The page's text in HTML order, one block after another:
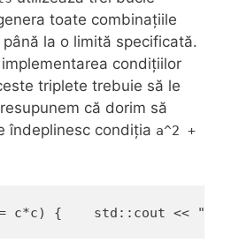
toate combinațiile
la o limită specificată.
condițiilor
triplete trebuie să le
că dorim să
îndeplinesc condiția a^2 +
c*c) {    std::cout <<